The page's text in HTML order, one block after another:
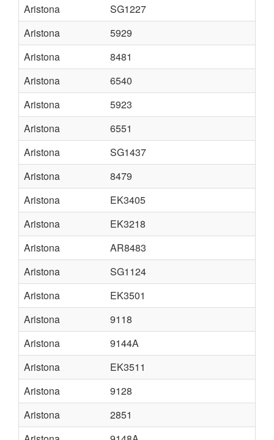
Aristona
SG1227
Aristona
5929
Aristona
8481
Aristona
6540
Aristona
5923
Aristona
6551
Aristona
SG1437
Aristona
8479
Aristona
EK3405
Aristona
EK3218
Aristona
AR8483
Aristona
SG1124
Aristona
EK3501
Aristona
9118
Aristona
9144A
Aristona
EK3511
Aristona
9128
Aristona
2851